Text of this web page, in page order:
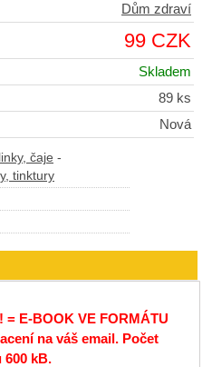
Dům zdraví
99 CZK
Skladem
89 ks
Nová
čaje -
tinktury
E-BOOK VE FORMÁTU
na váš email. Počet
600 kB.